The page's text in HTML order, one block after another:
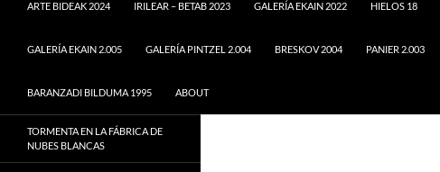
ARTE BIDEAK 2024 IRILEAR – BETAB 2023 GALERÍA EKAIN 2022 HIELOS 18
GALERÍA EKAIN 2.005 GALERÍA PINTZEL 2.004 BRESKOV 2004 PANIER 2.003
BARANZADI BILDUMA 1995 ABOUT
TORMENTA EN LA FÁBRICA DE
NUBES BLANCAS